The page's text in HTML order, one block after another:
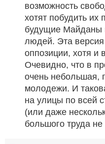
возможность
хотят побудить их
будущие Майданы
людей. Эта
оппозиции, хотя и
Очевидно, что в
очень небольшая,
молодежи. И
на улицы по всей
(или даже
большого труда